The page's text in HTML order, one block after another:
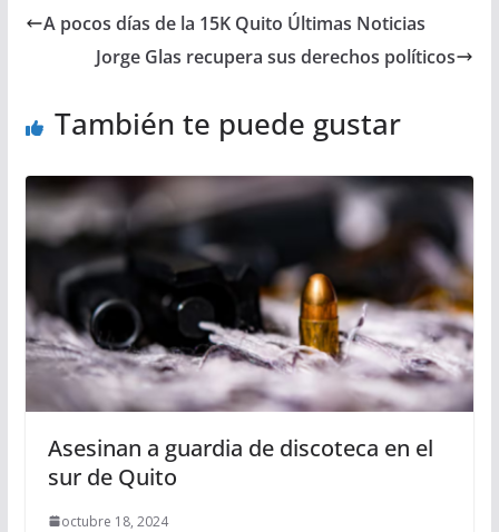
A pocos días de la 15K Quito Últimas Noticias
Jorge Glas recupera sus derechos políticos
También te puede gustar
Asesinan a guardia de discoteca en el
sur de Quito
octubre 18, 2024